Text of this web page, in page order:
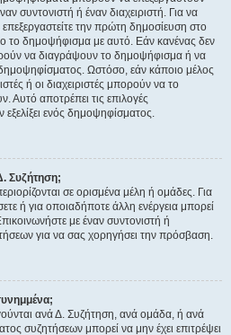
συντονιστή ή έναν διαχειριστή. Για να
την πρώτη δημοσίευση στο
το δημοψήφισμα με αυτό. Εάν κανένας δεν
να διαγράψουν το δημοψήφισμα ή να
Ωστόσο, εάν κάποιο μέλος
ή οι διαχειριστές μπορούν να το
Αυτό αποτρέπει τις επιλογές
ενός δημοψηφίσματος.
Συζήτηση;
σε ορισμένα μέλη ή ομάδες. Για
ή για οποιαδήποτε άλλη ενέργεια μπορεί
με έναν συντονιστή ή
για να σας χορηγήσει την πρόσβαση.
ανά Δ. Συζήτηση, ανά ομάδα, ή ανά
συζητήσεων μπορεί να μην έχει επιτρέψει